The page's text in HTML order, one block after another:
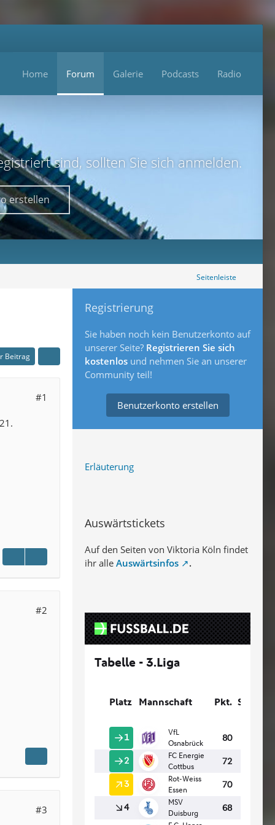
Home Forum Galerie Podcasts Radio
sind, sollten Sie sich anmelden.
erstellen
Seitenleiste
Beitrag
#1
#2
#3
Registrierung
Sie haben noch kein Benutzerkonto auf
unserer Seite? Registrieren Sie sich
kostenlos und nehmen Sie an unserer
Community teil!
Benutzerkonto erstellen
Erläuterung
Auswärtstickets
Auf den Seiten von Viktoria Köln findet
ihr alle Auswärtsinfos .